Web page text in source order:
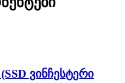
ვინჩესტერი